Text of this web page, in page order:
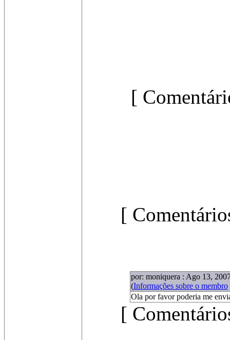
[
[
por: moniquera : Ago 13,
(Informações sobre o membro
Ola por favor poderia me
[